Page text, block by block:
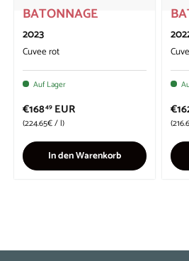
BATONNAGE
2023
Cuvee rot
Auf Lager
€16849 EUR
Grundpreis
224.65€/l
In den Warenkorb